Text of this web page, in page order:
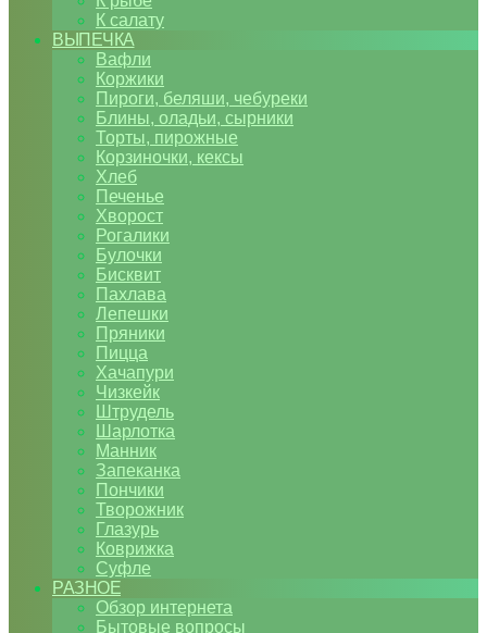
К салату
ВЫПЕЧКА
Вафли
Коржики
Пироги, беляши, чебуреки
Блины, оладьи, сырники
Торты, пирожные
Корзиночки, кексы
Хлеб
Печенье
Хворост
Рогалики
Булочки
Бисквит
Пахлава
Лепешки
Пряники
Пицца
Хачапури
Чизкейк
Штрудель
Шарлотка
Манник
Запеканка
Пончики
Творожник
Глазурь
Коврижка
Суфле
РАЗНОЕ
Обзор интернета
Бытовые вопросы